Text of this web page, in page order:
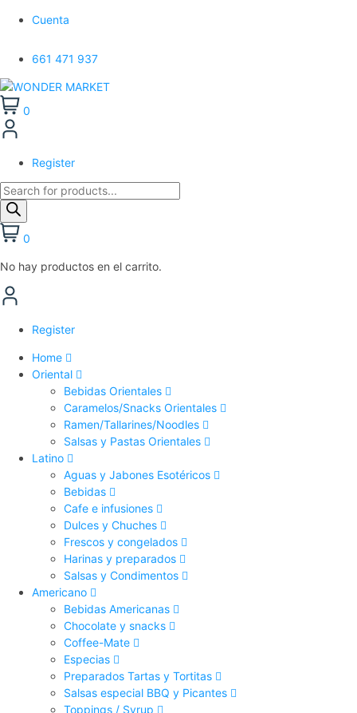
Cuenta
661 471 937
0
Register
Búsqueda
de
productos
0
No hay productos en el carrito.
Register
Home
Oriental
Bebidas Orientales
Caramelos/Snacks Orientales
Ramen/Tallarines/Noodles
Salsas y Pastas Orientales
Latino
Aguas y Jabones Esotéricos
Bebidas
Cafe e infusiones
Dulces y Chuches
Frescos y congelados
Harinas y preparados
Salsas y Condimentos
Americano
Bebidas Americanas
Chocolate y snacks
Coffee-Mate
Especias
Preparados Tartas y Tortitas
Salsas especial BBQ y Picantes
Toppings / Syrup